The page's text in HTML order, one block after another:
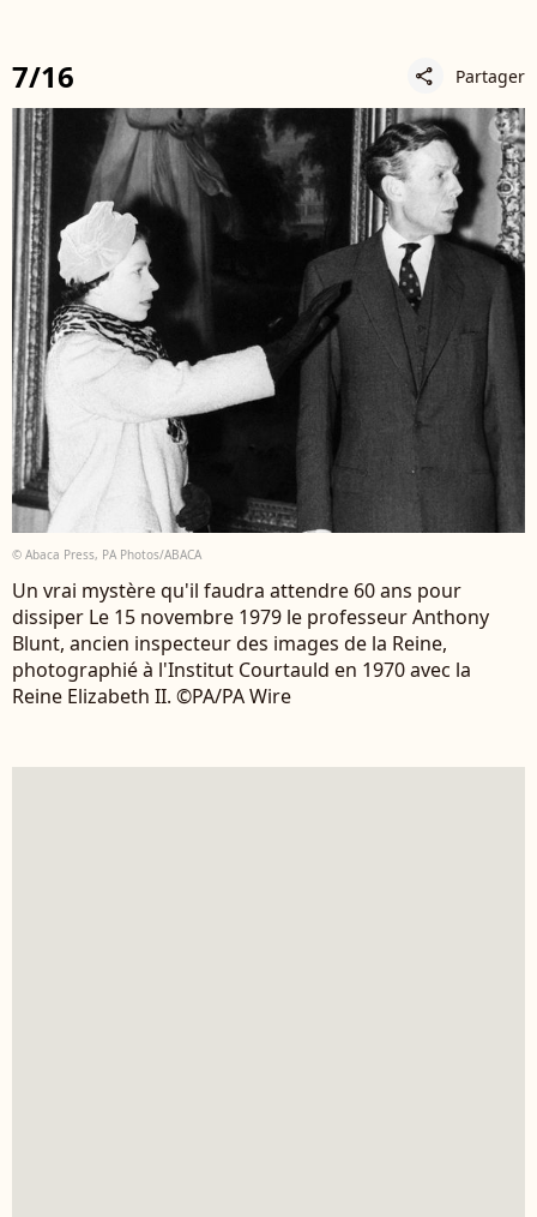
7/16 share Partager
© Abaca Press, PA Photos/ABACA
Un vrai mystère qu'il faudra attendre 60 ans pour
dissiper Le 15 novembre 1979 le professeur Anthony
Blunt, ancien inspecteur des images de la Reine,
photographié à l'Institut Courtauld en 1970 avec la
Reine Elizabeth II. ©PA/PA Wire